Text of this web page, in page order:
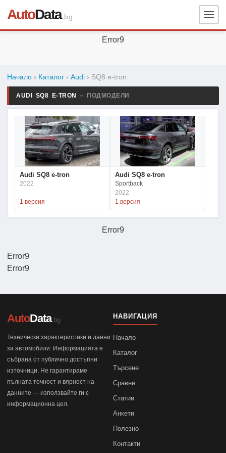
AutoData.bg
Error9
Error9
Начало › Каталог › Audi › SQ8 e-tron
AUDI SQ8 E-TRON – ПОДМОДЕЛИ
Audi SQ8 e-tron
2022
1 версия
Audi SQ8 e-tron
Sportback
2022
1 версия
Error9
Error9
AutoData.bg
Технически характеристики и данни
за автомобили. Информацията е
събрана от публично достъпни
източници. Не гарантираме
пълната точност и вярност на
данните — използвайте ги с
информационна цел.
НАВИГАЦИЯ
Начало
Каталог
Търсене
Сравни
Статии
Анкети
Полезно
Контакти